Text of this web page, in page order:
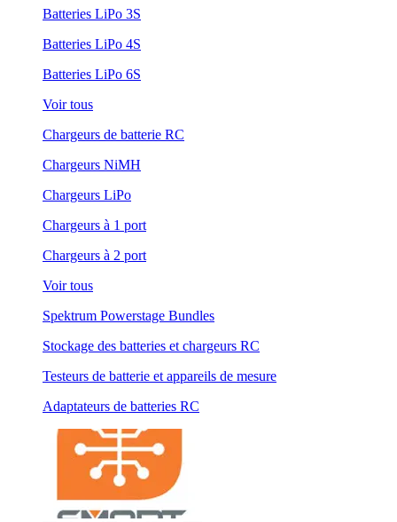
Batteries LiPo 3S
Batteries LiPo 4S
Batteries LiPo 6S
Voir tous
Chargeurs de batterie RC
Chargeurs NiMH
Chargeurs LiPo
Chargeurs à 1 port
Chargeurs à 2 port
Voir tous
Spektrum Powerstage Bundles
Stockage des batteries et chargeurs RC
Testeurs de batterie et appareils de mesure
Adaptateurs de batteries RC